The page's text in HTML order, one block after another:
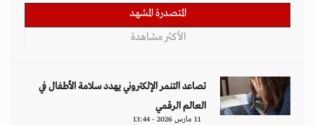
المتصدرة المشهد
الأكثر مشاهدة
تصاعد التنمر الإلكتروني يهدد سلامة الأطفال في
العالم الرقمي
11 مارس 2026 - 13:44